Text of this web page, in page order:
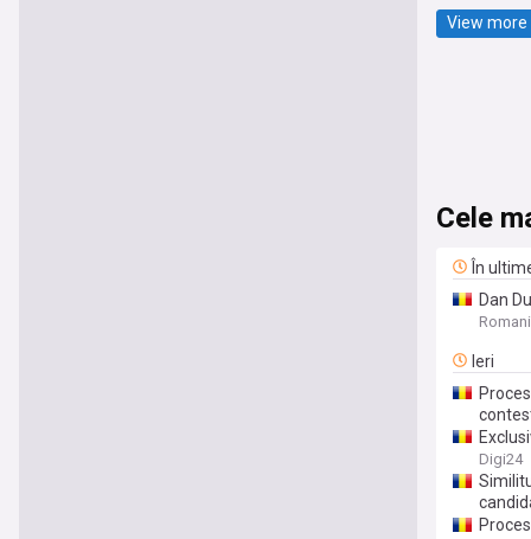
View more
Cele
În
Dan
AUR
Ieri
Digi24